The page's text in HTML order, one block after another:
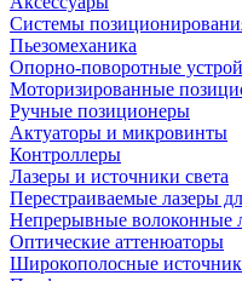
Системы
Пьезомеханика
Опорно-поворотные
Моторизированные
Ручные позиционеры
Актуаторы и микровинты
Контроллеры
Лазеры и источники света
Перестраиваемые лазеры
Непрерывные волоконные
Оптические аттенюаторы
Широкополосные